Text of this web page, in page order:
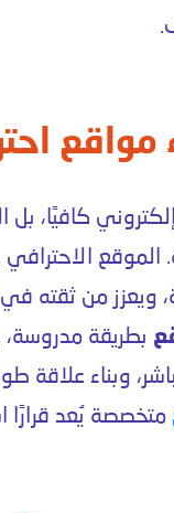
مواقع
كافيًا، بل
الموقع
ويعزز من ثقته في
بطريقة مدروسة،
وبناء علاقة
متخصصة يُعد قرارًا